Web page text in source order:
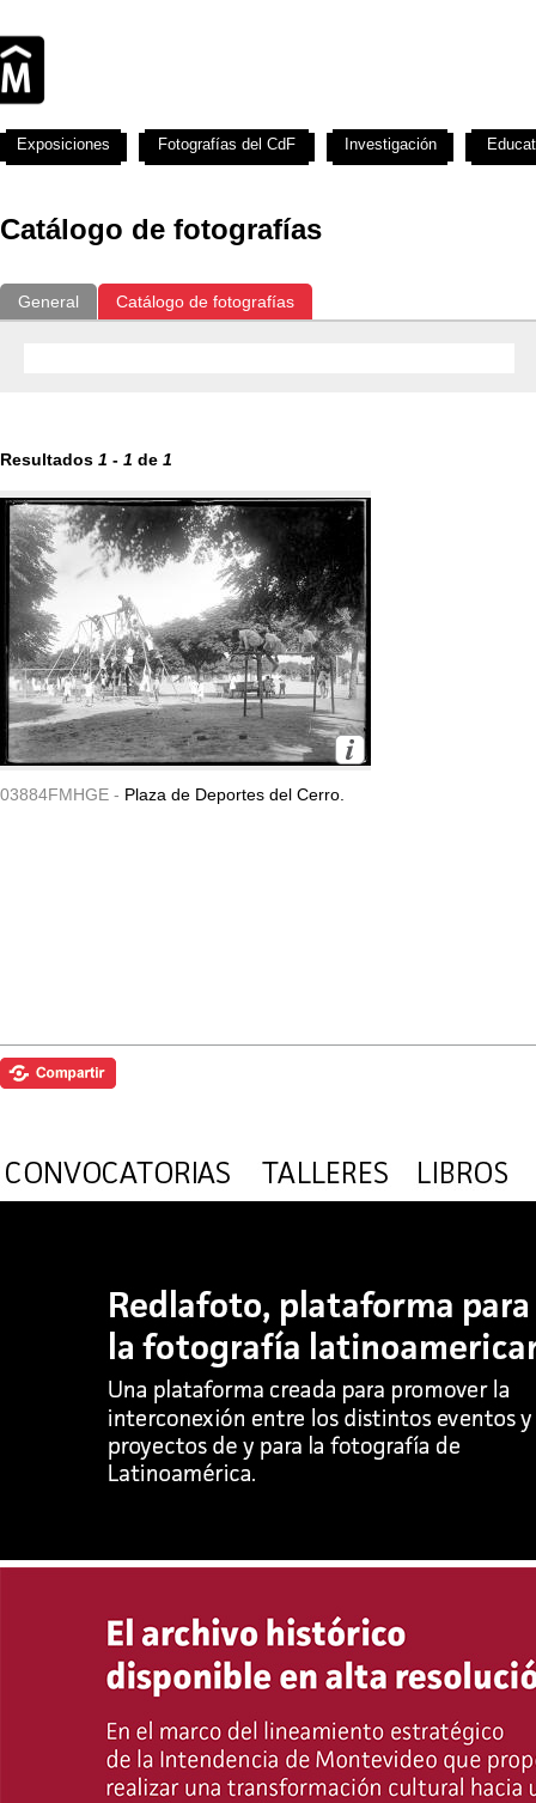
Catálogo de fotografías
General Catálogo de fotografías
Resultados 1 - 1 de 1
03884FMHGE - Plaza de Deportes del Cerro.
Exposiciones Fotografías del CdF Investigación